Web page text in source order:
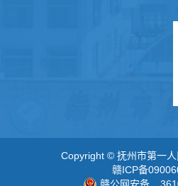
Copyright © 抚州市第一
赣ICP备